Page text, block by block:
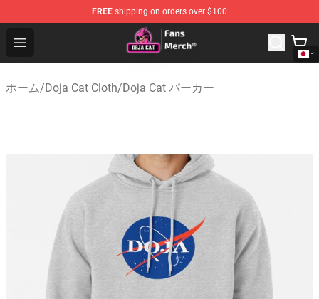
FREE shipping on orders over $100
Open menu
Doja Cat Store - Official Doja Cat Merchandise Shop
ホーム/Doja Cat Cloth/Doja Cat パーカー